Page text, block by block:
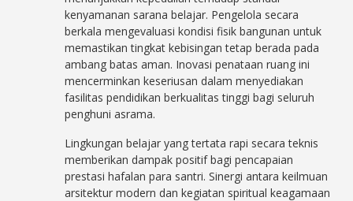
kenyamanan sarana belajar. Pengelola secara
berkala mengevaluasi kondisi fisik bangunan untuk
memastikan tingkat kebisingan tetap berada pada
ambang batas aman. Inovasi penataan ruang ini
mencerminkan keseriusan dalam menyediakan
fasilitas pendidikan berkualitas tinggi bagi seluruh
penghuni asrama.
Lingkungan belajar yang tertata rapi secara teknis
memberikan dampak positif bagi pencapaian
prestasi hafalan para santri. Sinergi antara keilmuan
arsitektur modern dan kegiatan spiritual keagamaan